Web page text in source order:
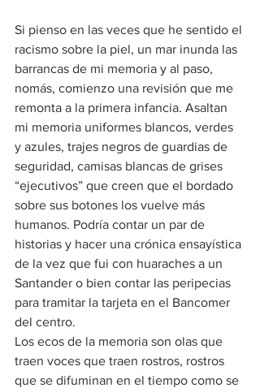
Si pienso en las veces que he sentido el
racismo sobre la piel, un mar inunda las
barrancas de mi memoria y al paso,
nomás, comienzo una revisión que me
remonta a la primera infancia. Asaltan
mi memoria uniformes blancos, verdes
y azules, trajes negros de guardias de
seguridad, camisas blancas de grises
“ejecutivos” que creen que el bordado
sobre sus botones los vuelve más
humanos. Podría contar un par de
historias y hacer una crónica ensayística
de la vez que fui con huaraches a un
Santander o bien contar las peripecias
para tramitar la tarjeta en el Bancomer
del centro.
Los ecos de la memoria son olas que
traen voces que traen rostros, rostros
que se difuminan en el tiempo como se